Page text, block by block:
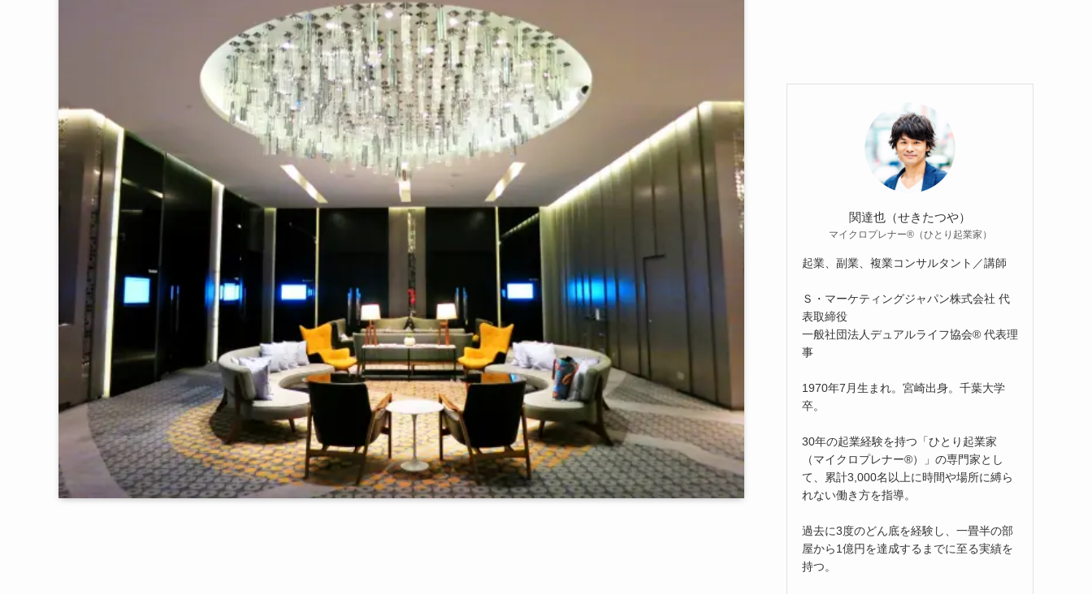
関達也（せきたつや）
マイクロプレナー®（ひとり起業家）
起業、副業、複業コンサルタント／講師
Ｓ・マーケティングジャパン株式会社 代
表取締役
一般社団法人デュアルライフ協会® 代表理
事
1970年7月生まれ。宮崎出身。千葉大学
卒。
30年の起業経験を持つ「ひとり起業家
（マイクロプレナー®）」の専門家とし
て、累計3,000名以上に時間や場所に縛ら
れない働き方を指導。
過去に3度のどん底を経験し、一畳半の部
屋から1億円を達成するまでに至る実績を
持つ。